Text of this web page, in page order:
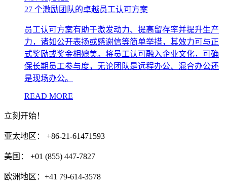
27 个激励团队的卓越员工认可方案
员工认可方案有助于激发动力、提高留存率并提升生产
力，诸如公开表扬或感谢信等简单举措，其效力可与正
式奖励或奖金相媲美。将员工认可融入企业文化，可确
保长期员工参与度，无论团队是远程办公、混合办公还
是现场办公。
READ MORE
立刻开始！
亚太地区： +86-21-61471593
美国： +01 (855) 447-7827
欧洲地区：+41 79-614-3578